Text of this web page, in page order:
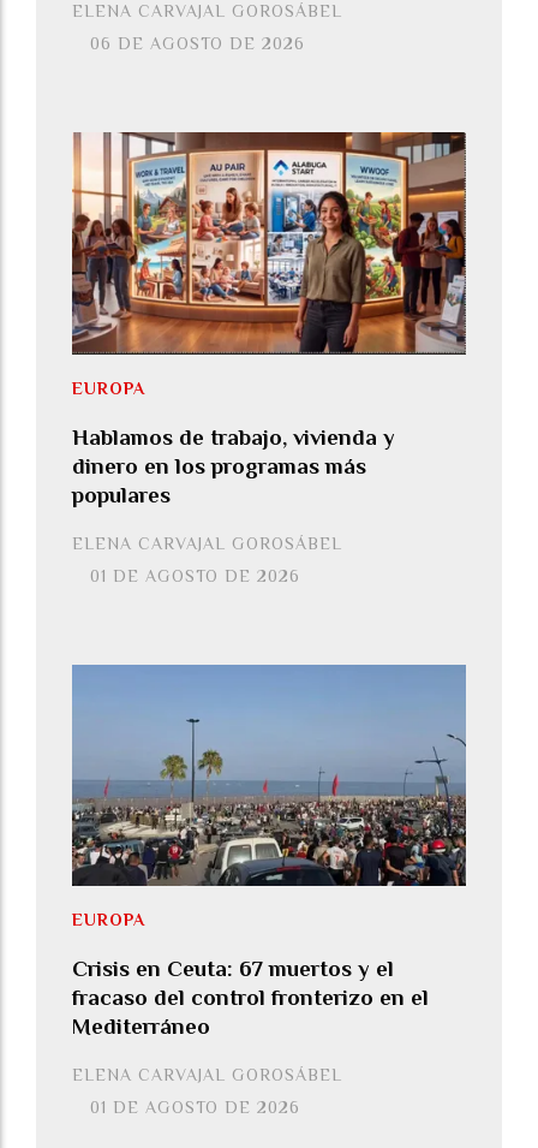
ELENA CARVAJAL GOROSÁBEL
06 DE AGOSTO DE 2026
Hablamos de trabajo, vivienda y
dinero en los programas más
populares
ELENA CARVAJAL GOROSÁBEL
EUROPA
01 DE AGOSTO DE 2026
Crisis en Ceuta: 67 muertos y el
fracaso del control fronterizo en el
Mediterráneo
ELENA CARVAJAL GOROSÁBEL
EUROPA
01 DE AGOSTO DE 2026